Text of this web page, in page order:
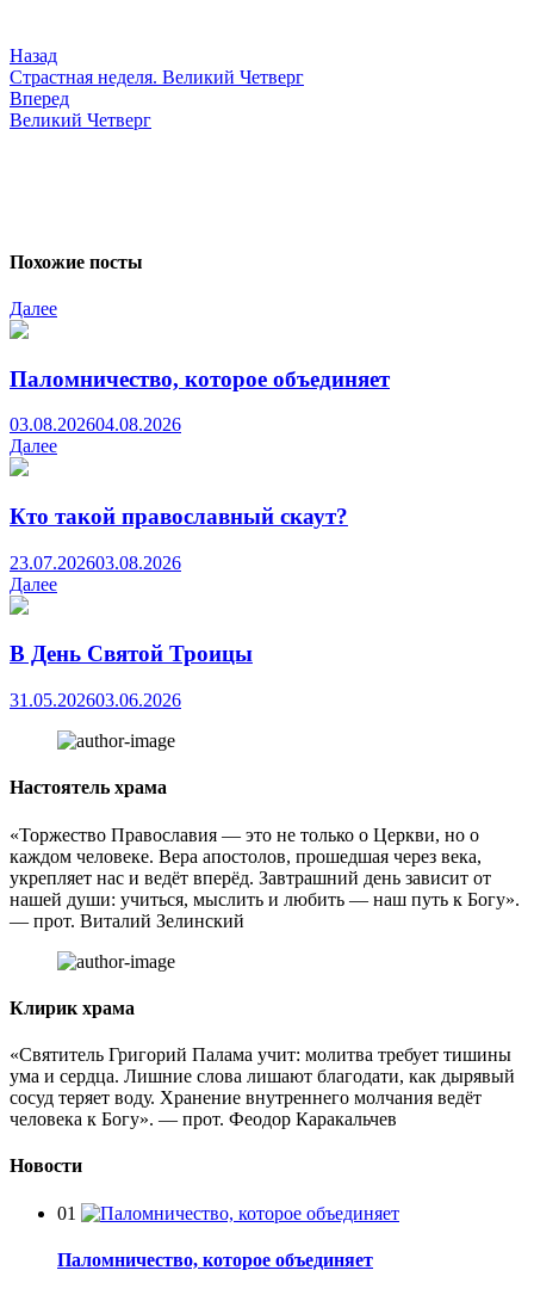
записям
Назад
Страстная неделя. Великий Четверг
Вперед
Великий Четверг
Похожие посты
Далее
Паломничество, которое объединяет
03.08.202604.08.2026
Далее
Кто такой православный скаут?
23.07.202603.08.2026
Далее
В День Святой Троицы
31.05.202603.06.2026
Настоятель храма
«Торжество Православия — это не только о Церкви, но о
каждом человеке. Вера апостолов, прошедшая через века,
укрепляет нас и ведёт вперёд. Завтрашний день зависит от
нашей души: учиться, мыслить и любить — наш путь к Богу».
— прот. Виталий Зелинский
Клирик храма
«Святитель Григорий Палама учит: молитва требует тишины
ума и сердца. Лишние слова лишают благодати, как дырявый
сосуд теряет воду. Хранение внутреннего молчания ведёт
человека к Богу». — прот. Феодор Каракальчев
Новости
01
Паломничество, которое объединяет